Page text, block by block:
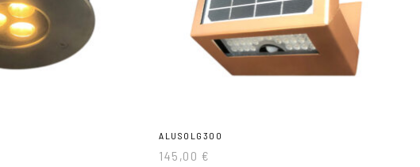
ALUSOLG300
145,00 €